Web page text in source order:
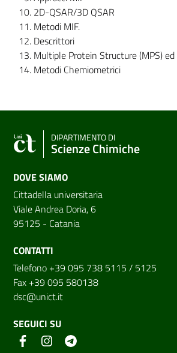
2D-QSAR/3D QSAR
Metodi MIF.
Descrittori
Multiple Protein Structure (MPS) ed
Metodi Chemiometrici
DIPARTIMENTO DI
Scienze Chimiche
DOVE SIAMO
Cittadella universitaria
Viale Andrea Doria, 6
95125 - Catania
CONTATTI
Telefono +39 095 738 5115 / 5125
Fax +39 095 580138
dsc@unict.it
SEGUICI SU